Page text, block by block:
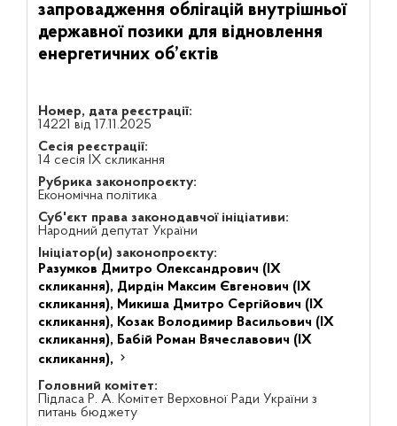
запровадження облігацій внутрішньої
державної позики для відновлення
енергетичних об’єктів
Номер, дата реєстрації:
14221 від 17.11.2025
Сесія реєстрації:
14 сесія IX скликання
Рубрика законопроєкту:
Економічна політика
Суб'єкт права законодавчої ініціативи:
Народний депутат України
Ініціатор(и) законопроєкту:
Разумков Дмитро Олександрович (IX
скликання), Дирдін Максим Євгенович (IX
скликання), Микиша Дмитро Сергійович (IX
скликання), Козак Володимир Васильович (IX
скликання), Бабій Роман Вячеславович (IX
скликання),
Головний комітет:
Підласа Р. А. Комітет Верховної Ради України з
питань бюджету